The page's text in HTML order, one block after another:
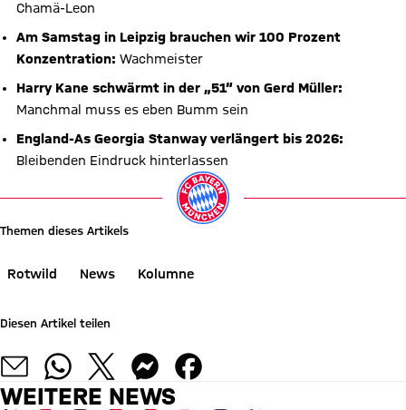
Chamä-Leon
Am Samstag in Leipzig brauchen wir 100 Prozent
Konzentration: Wachmeister
Harry Kane schwärmt in der „51“ von Gerd Müller:
Manchmal muss es eben Bumm sein
England-As Georgia Stanway verlängert bis 2026:
Bleibenden Eindruck hinterlassen
Themen dieses Artikels
Rotwild News Kolumne
Diesen Artikel teilen
WEITERE NEWS